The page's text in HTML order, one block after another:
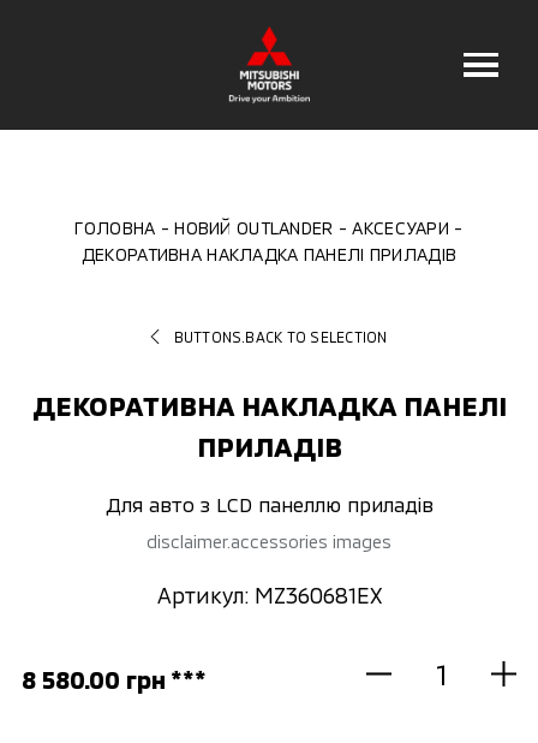
ГОЛОВНА НОВИЙ OUTLANDER
АКСЕСУАРИ
ДЕКОРАТИВНА НАКЛАДКА ПАНЕЛІ ПРИЛАДІВ
BUTTONS.BACK TO SELECTION
ДЕКОРАТИВНА НАКЛАДКА ПАНЕЛІ
ПРИЛАДІВ
Для авто з LCD панеллю приладів
disclaimer.accessories images
Артикул: MZ360681EX
8 580.00 грн ***